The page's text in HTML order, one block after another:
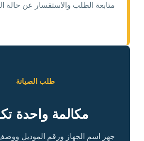
متابعة الطلب والاستفسار عن حالة
طلب الصيانة
مكالمة واحدة
جهز اسم الجهاز ورقم الموديل